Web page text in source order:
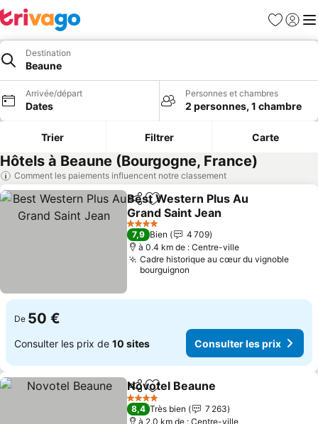
Favoris
Se
Destination
Beaune
Arrivée/départ
Dates
Personnes et chambres
2 personnes, 1 chambre
Trier Filtrer Carte
Hôtels à Beaune (Bourgogne, France)
Comment les paiements influencent notre classement
PartagerAjouter à mes favoris
Best Western Plus Au
Grand Saint Jean
Consulter les prix
4 Étoiles
7,9 Bien
4 709
à 0.4 km de : Centre-ville
Cadre historique au cœur du vignoble
bourguignon
De 50 €
Consulter les prix de 10 sites Consulter les prix
PartagerAjouter à mes favoris
Novotel Beaune
4 Étoiles
8,4 Très bien
7 263
à 2.0 km de : Centre-ville